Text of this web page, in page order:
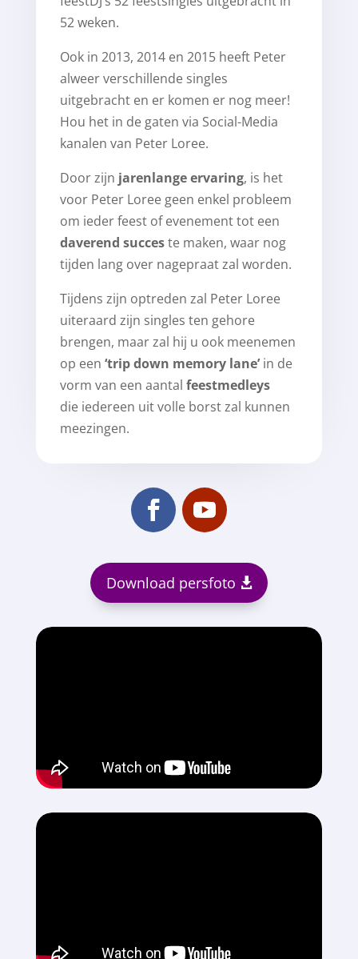
52 weken.
Ook in 2013, 2014 en 2015 heeft Peter
alweer verschillende singles
uitgebracht en er komen er nog meer!
Hou het in de gaten via Social-Media
kanalen van Peter Loree.
Door zijn jarenlange ervaring, is het
voor Peter Loree geen enkel probleem
om ieder feest of evenement tot een
daverend succeste maken, waar nog
tijden lang over nagepraat zal worden.
Tijdens zijn optreden zal Peter Loree
uiteraard zijn singles ten gehore
brengen, maar zal hij u ook meenemen
op een ‘trip down memory lane’in de
vorm van een aantal feestmedleys
die iedereen uit volle borst zal kunnen
meezingen.
Download persfoto